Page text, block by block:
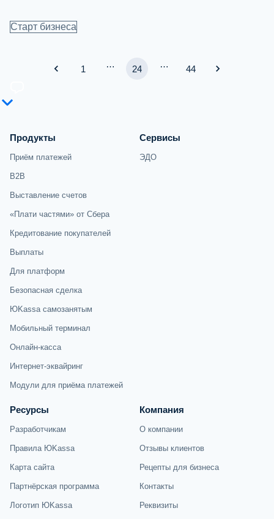
Старт бизнеса
1 … 24 … 44
Продукты
Приём платежей
B2B
Выставление счетов
«Плати частями» от Сбера
Кредитование покупателей
Выплаты
Для платформ
Безопасная сделка
ЮKassa самозанятым
Мобильный терминал
Онлайн-касса
Интернет-эквайринг
Модули для приёма платежей
Сервисы
ЭДО
Ресурсы
Разработчикам
Правила ЮKassa
Карта сайта
Партнёрская программа
Логотип ЮKassa
Компания
О компании
Отзывы клиентов
Рецепты для бизнеса
Контакты
Реквизиты